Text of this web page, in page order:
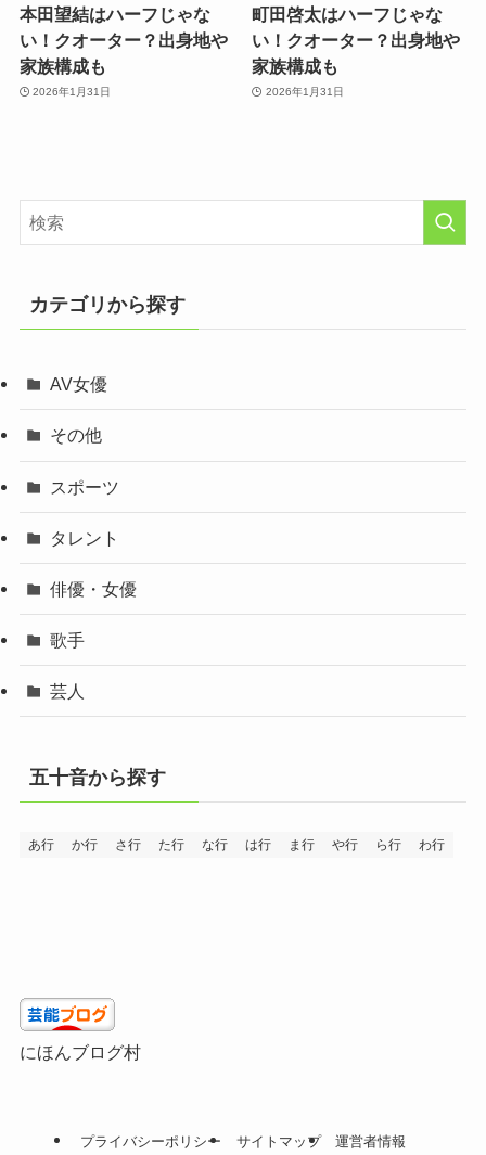
本田望結はハーフじゃな
い！クオーター？出身地や
家族構成も
2026年1月31日
町田啓太はハーフじゃな
い！クオーター？出身地や
家族構成も
2026年1月31日
カテゴリから探す
AV女優
その他
スポーツ
タレント
俳優・女優
歌手
芸人
五十音から探す
あ行 か行 さ行 た行 な行 は行 ま行 や行 ら行 わ行
にほんブログ村
プライバシーポリシー サイトマップ 運営者情報